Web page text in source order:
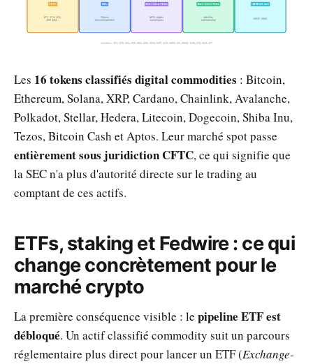
Les 16 tokens classifiés digital commodities : Bitcoin,
Ethereum, Solana, XRP, Cardano, Chainlink, Avalanche,
Polkadot, Stellar, Hedera, Litecoin, Dogecoin, Shiba Inu,
Tezos, Bitcoin Cash et Aptos. Leur marché spot passe
entièrement sous juridiction CFTC, ce qui signifie que
la SEC n'a plus d'autorité directe sur le trading au
comptant de ces actifs.
ETFs, staking et Fedwire : ce qui
change concrètement pour le
marché crypto
La première conséquence visible : le pipeline ETF est
débloqué. Un actif classifié commodity suit un parcours
réglementaire plus direct pour lancer un ETF (Exchange-